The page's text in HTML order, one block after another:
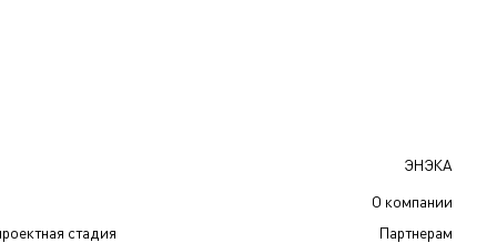
стадия
ЭНЭКА
О компании
Партнерам